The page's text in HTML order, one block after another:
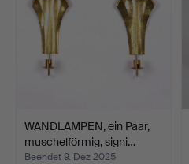
WANDLAMPEN, ein Paar,
muschelförmig, signi…
Beendet 9. Dez 2025